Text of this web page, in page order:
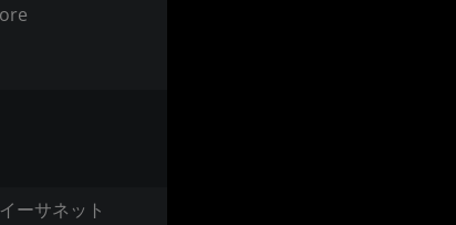
ーサネット